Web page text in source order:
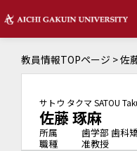
教員情報TOPページ > 佐
サトウ タクマ SATOU
佐藤 琢麻
所属
歯学部 歯科
職種
准教授